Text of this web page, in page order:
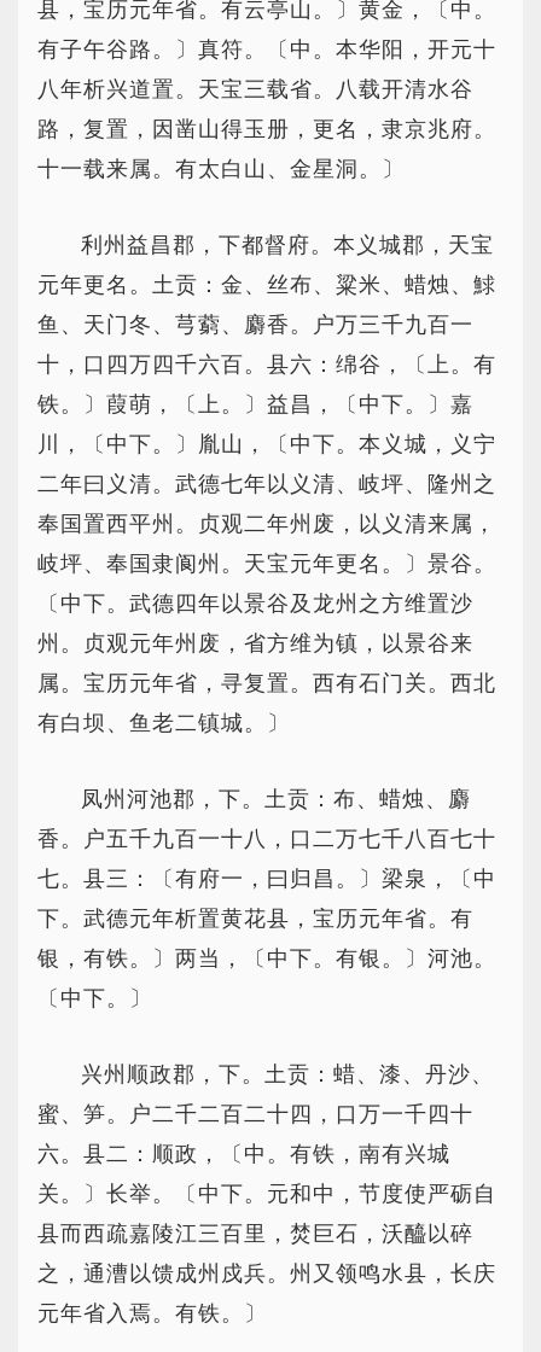
县，宝历元年省。有云亭山。〕黄金，〔中。
有子午谷路。〕真符。〔中。本华阳，开元十
八年析兴道置。天宝三载省。八载开清水谷
路，复置，因凿山得玉册，更名，隶京兆府。
十一载来属。有太白山、金星洞。〕
利州益昌郡，下都督府。本义城郡，天宝
元年更名。土贡：金、丝布、粱米、蜡烛、鯄
鱼、天门冬、芎藭、麝香。户万三千九百一
十，口四万四千六百。县六：绵谷，〔上。有
铁。〕葭萌，〔上。〕益昌，〔中下。〕嘉
川，〔中下。〕胤山，〔中下。本义城，义宁
二年曰义清。武德七年以义清、岐坪、隆州之
奉国置西平州。贞观二年州废，以义清来属，
岐坪、奉国隶阆州。天宝元年更名。〕景谷。
〔中下。武德四年以景谷及龙州之方维置沙
州。贞观元年州废，省方维为镇，以景谷来
属。宝历元年省，寻复置。西有石门关。西北
有白坝、鱼老二镇城。〕
凤州河池郡，下。土贡：布、蜡烛、麝
香。户五千九百一十八，口二万七千八百七十
七。县三：〔有府一，曰归昌。〕梁泉，〔中
下。武德元年析置黄花县，宝历元年省。有
银，有铁。〕两当，〔中下。有银。〕河池。
〔中下。〕
兴州顺政郡，下。土贡：蜡、漆、丹沙、
蜜、笋。户二千二百二十四，口万一千四十
六。县二：顺政，〔中。有铁，南有兴城
关。〕长举。〔中下。元和中，节度使严砺自
县而西疏嘉陵江三百里，焚巨石，沃醯以碎
之，通漕以馈成州戍兵。州又领鸣水县，长庆
元年省入焉。有铁。〕